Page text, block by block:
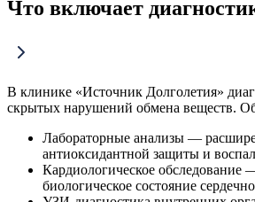
Что включает
В клинике «Источник Долголетия»
скрытых нарушений обмена веществ.
Лабораторные анализы —
антиоксидантной защиты и
Кардиологическое обследование
биологическое состояние